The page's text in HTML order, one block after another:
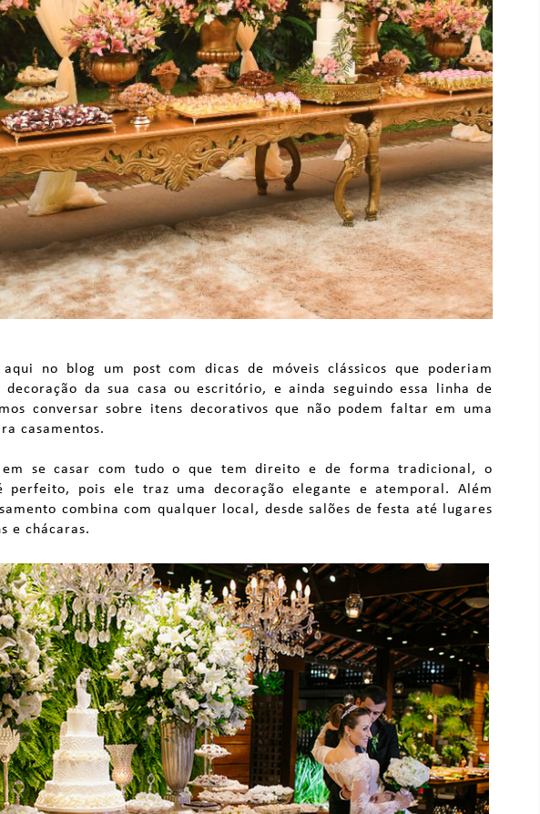
no blog um post com dicas de móveis clássicos que poderiam
da sua casa ou escritório, e ainda seguindo essa linha de
conversar sobre itens decorativos que não podem faltar em uma
casamentos.
em se casar com tudo o que tem direito e de forma tradicional, o
perfeito, pois ele traz uma decoração elegante e atemporal. Além
combina com qualquer local, desde salões de festa até lugares
e chácaras.